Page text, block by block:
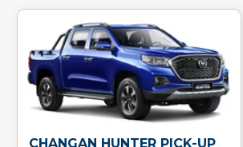
CHANGAN HUNTER PICK-UP